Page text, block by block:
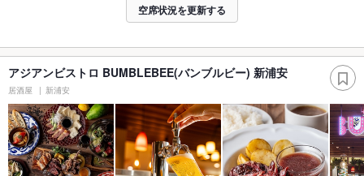
空席状況を更新する
アジアンビストロ BUMBLEBEE(バンブルビー) 新浦安
居酒屋 新浦安